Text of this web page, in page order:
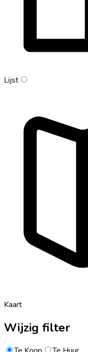
Lijst
Kaart
Wijzig filter